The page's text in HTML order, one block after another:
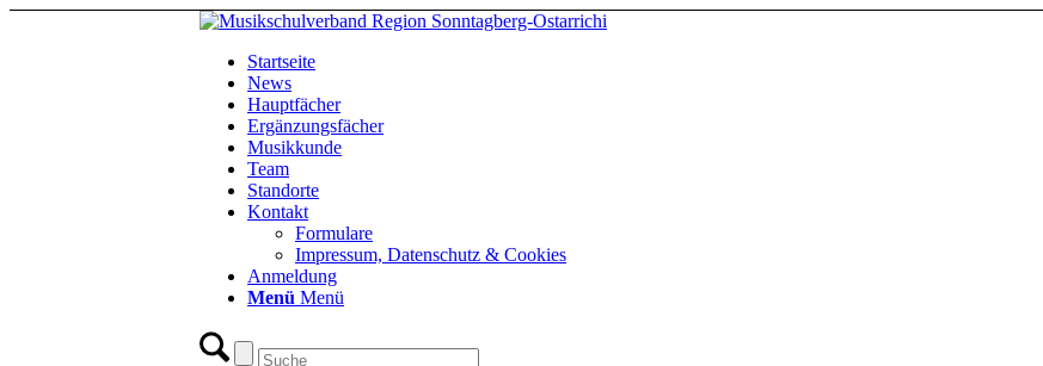
Startseite
News
Hauptfächer
Ergänzungsfächer
Musikkunde
Team
Standorte
Kontakt
Formulare
Impressum, Datenschutz & Cookies
Anmeldung
Menü Menü